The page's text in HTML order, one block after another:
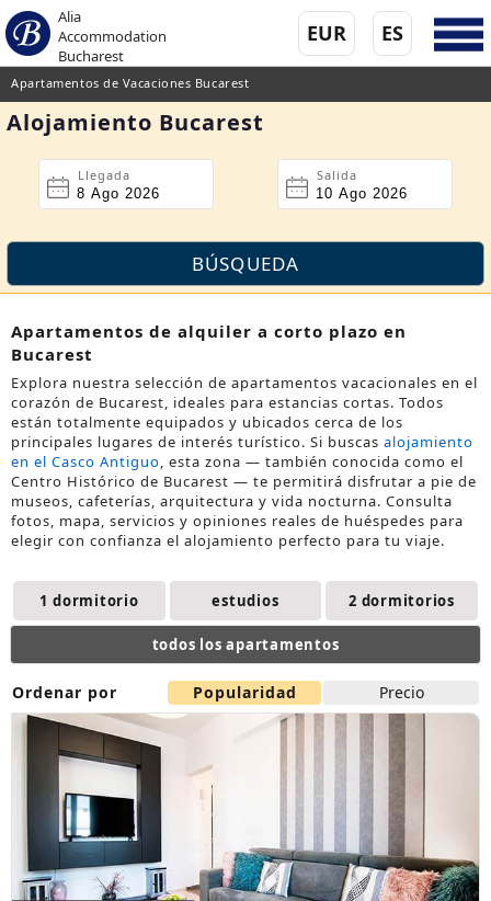
Alia
Accommodation
Bucharest
ES
EUR
Apartamentos de Vacaciones Bucarest
Alojamiento Bucarest
Llegada Salida
Apartamentos de alquiler a corto plazo en
Bucarest
Explora nuestra selección de apartamentos vacacionales en el
corazón de Bucarest, ideales para estancias cortas. Todos
están totalmente equipados y ubicados cerca de los
principales lugares de interés turístico. Si buscas alojamiento
en el Casco Antiguo, esta zona — también conocida como el
Centro Histórico de Bucarest — te permitirá disfrutar a pie de
museos, cafeterías, arquitectura y vida nocturna. Consulta
fotos, mapa, servicios y opiniones reales de huéspedes para
elegir con confianza el alojamiento perfecto para tu viaje.
1 dormitorio estudios 2 dormitorios
todos los apartamentos
Ordenar por Popularidad Precio